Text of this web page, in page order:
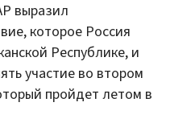
выразил
которое Россия
Республике, и
участие во втором
пройдет летом в